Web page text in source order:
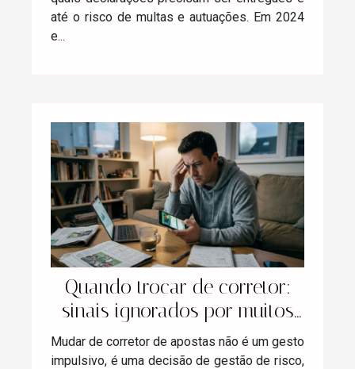
até o risco de multas e autuações. Em 2024
e...
Quando trocar de corretor:
sinais ignorados por muitos
apostadores
Mudar de corretor de apostas não é um gesto
impulsivo, é uma decisão de gestão de risco,